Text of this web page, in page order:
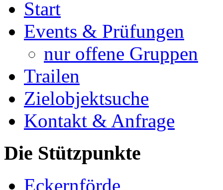
Start
Events & Prüfungen
nur offene Gruppen
Trailen
Zielobjektsuche
Kontakt & Anfrage
Die Stützpunkte
Eckernförde